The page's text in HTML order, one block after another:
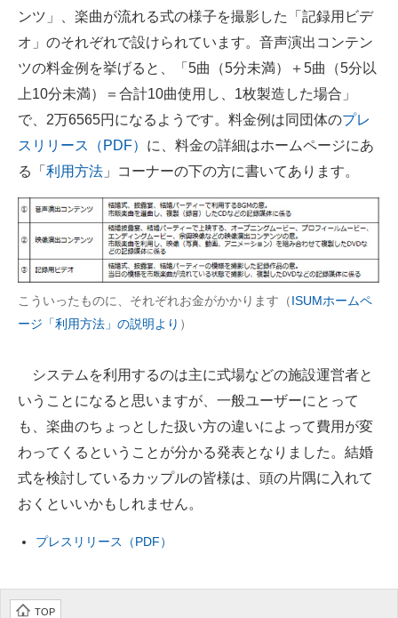
ンツ」、楽曲が流れる式の様子を撮影した「記録用ビデ
オ」のそれぞれで設けられています。音声演出コンテン
ツの料金例を挙げると、「5曲（5分未満）＋5曲（5分以
上10分未満）＝合計10曲使用し、1枚製造した場合」
で、2万6565円になるようです。料金例は同団体のプレ
スリリース（PDF） に、料金の詳細はホームページにあ
る「 利用方法 」コーナーの下の方に書いてあります。
こういったものに、それぞれお金がかかります（ISUMホームペ
ージ「利用方法」の説明より ）
システムを利用するのは主に式場などの施設運営者と
いうことになると思いますが、一般ユーザーにとって
も、楽曲のちょっとした扱い方の違いによって費用が変
わってくるということが分かる発表となりました。結婚
式を検討しているカップルの皆様は、頭の片隅に入れて
おくといいかもしれません。
プレスリリース（PDF）
TOP